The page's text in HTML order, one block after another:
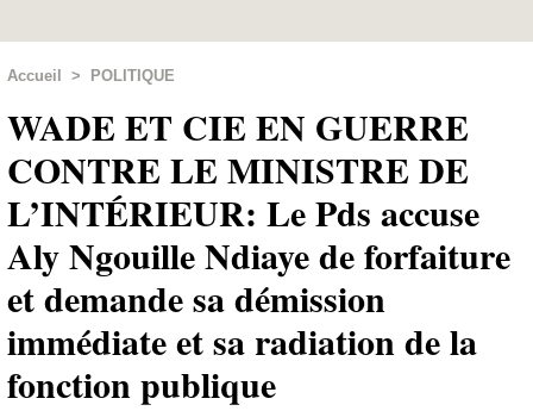
Accueil > POLITIQUE
WADE ET CIE EN GUERRE
CONTRE LE MINISTRE DE
L’INTÉRIEUR: Le Pds accuse
Aly Ngouille Ndiaye de forfaiture
et demande sa démission
immédiate et sa radiation de la
fonction publique